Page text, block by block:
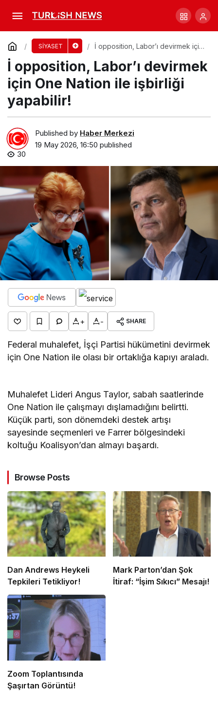
SİYASET
İ opposition, Labor’ı devirmek için
İ opposition, Labor’ı devirmek
için One Nation ile işbirliği
yapabilir!
Published by Haber Merkezi
19 May 2026, 16:50 published
30
+ - SHARE
Federal muhalefet, İşçi Partisi hükümetini devirmek
için One Nation ile olası bir ortaklığa kapıyı araladı.
Muhalefet Lideri Angus Taylor, sabah saatlerinde
One Nation ile çalışmayı dışlamadığını belirtti.
Küçük parti, son dönemdeki destek artışı
sayesinde seçmenleri ve Farrer bölgesindeki
koltuğu Koalisyon’dan almayı başardı.
Browse Posts
Dan Andrews Heykeli
Tepkileri Tetikliyor!
Mark Parton’dan Şok
İtiraf: “İşim Sıkıcı” Mesajı!
Zoom Toplantısında
Şaşırtan Görüntü!
Başbakan’ın Femisid Yorumuna Tepkiler
Büyüyor!
Comment Share